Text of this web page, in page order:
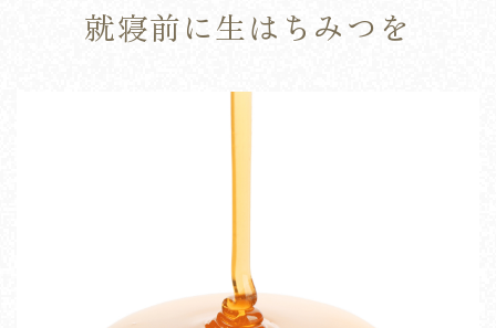
就寝前に生はちみつを